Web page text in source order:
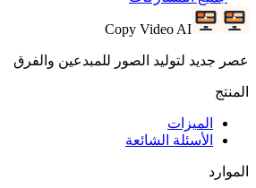
Copy Video AI
عصر جديد لتوليد الصور للمبدعين والفرق
المنتج
الميزات
الأسئلة الشائعة
الموارد